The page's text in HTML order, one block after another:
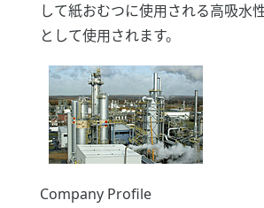
して紙おむつに使用される高吸水
として使用されます。
Company Profile